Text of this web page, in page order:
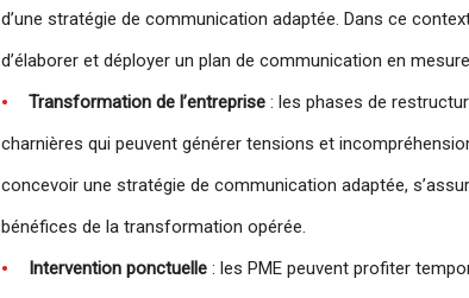
d’une stratégie de communication adaptée. Dans ce
d’élaborer et déployer un plan de communication en
Transformation de l’entreprise : les phases de
charnières qui peuvent générer tensions et
concevoir une stratégie de communication adaptée,
bénéfices de la transformation opérée.
Intervention ponctuelle : les PME peuvent profiter